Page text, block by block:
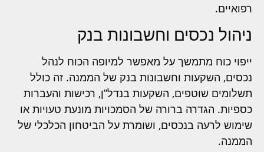
רפואיים.
ניהול נכסים וחשבונות בנק
ייפוי כוח מתמשך על מאפשר למיופה הכוח לנהל
נכסים, השקעות וחשבונות בנק של הממנה. זה כולל
תשלומים שוטפים, השקעות בנדל”ן, רכישות והעברות
כספיות. הגדרה ברורה של הסמכויות מונעת טעויות או
שימוש לרעה בנכסים, ושומרת על הביטחון הכלכלי של
הממנה.